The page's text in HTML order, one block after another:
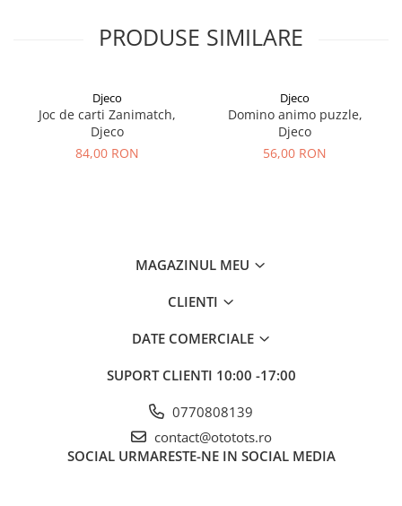
PRODUSE SIMILARE
Djeco
Joc de carti Zanimatch,
Djeco
84,00 RON
Djeco
Domino animo puzzle,
Djeco
56,00 RON
MAGAZINUL MEU
CLIENTI
DATE COMERCIALE
SUPORT CLIENTI 10:00 -17:00
0770808139
contact@ototots.ro
SOCIAL URMARESTE-NE IN SOCIAL MEDIA